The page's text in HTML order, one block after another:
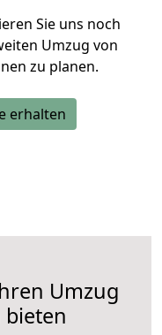
Sie uns noch
Umzug von
zu planen.
erhalten
Umzug
bieten